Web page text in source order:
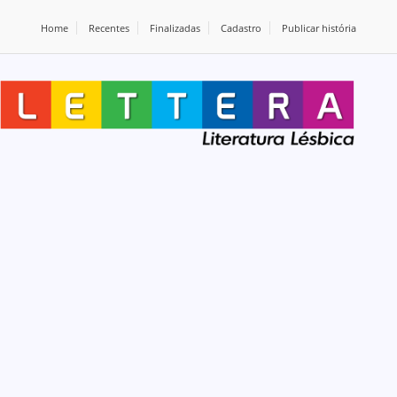
Home Recentes Finalizadas Cadastro Publicar história